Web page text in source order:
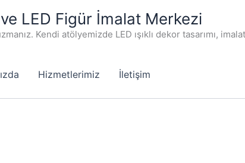
ve LED Figür İmalat Merkezi
Kendi atölyemizde LED ışıklı dekor tasarımı,
Hizmetlerimiz İletişim